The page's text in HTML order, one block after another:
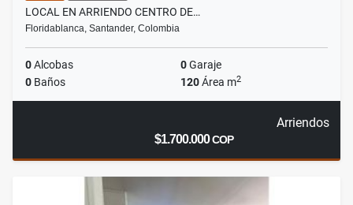
LOCAL EN ARRIENDO CENTRO DE…
Floridablanca, Santander, Colombia
0Alcobas 0Garaje
0 Baños 120Área m2
Arriendos
$1.700.000COP